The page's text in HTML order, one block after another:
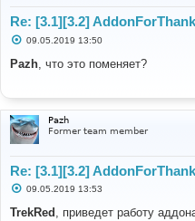
Re: [3.1][3.2]
С
о
б
и
е
09.05.2019 13:50
Pazh , что это поменяет?
Pazh
Former team member
Re: [3.1][3.2]
С
о
09.05.2019 13:53
TrekRed , приведет работу